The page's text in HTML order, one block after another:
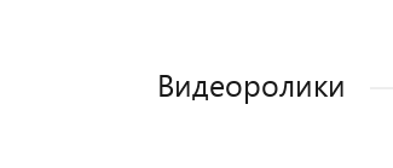
Видеоролики